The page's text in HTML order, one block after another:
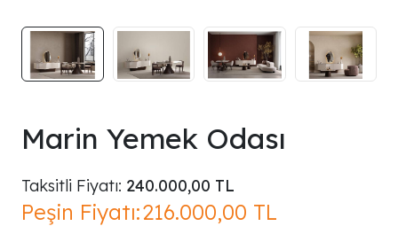
Marin Yemek Odası
Taksitli Fiyatı: 240.000,00 TL
Peşin Fiyatı:216.000,00 TL